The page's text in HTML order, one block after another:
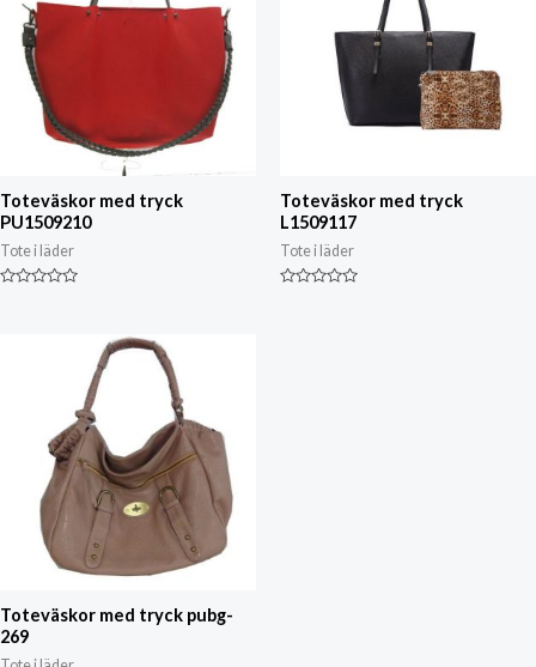
Toteväskor med tryck
PU1509210
Tote i läder
Toteväskor med tryck
L1509117
Tote i läder
Toteväskor med tryck pubg-
269